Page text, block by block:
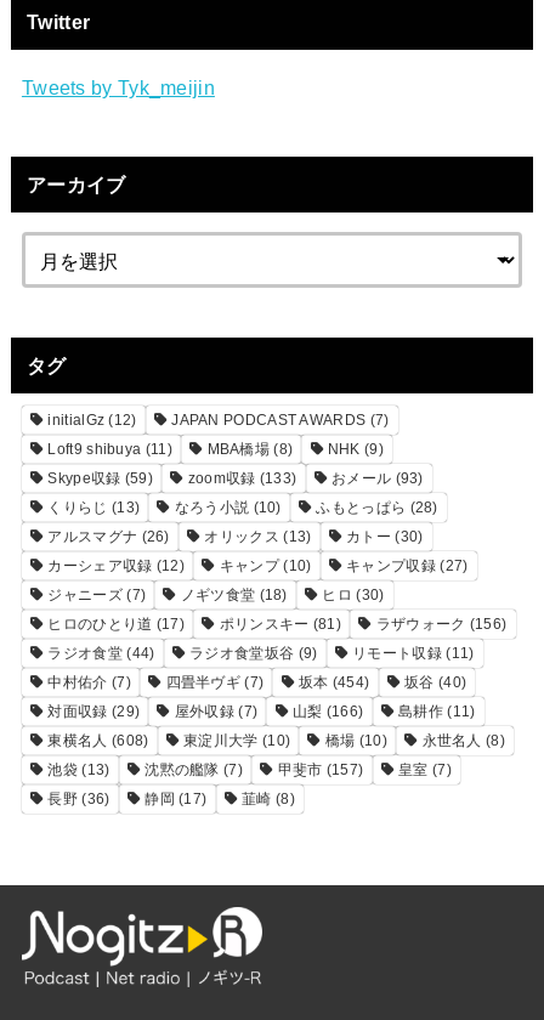
Twitter
Tweets by Tyk_meijin
アーカイブ
タグ
initialGz (12) JAPAN PODCAST AWARDS (7)
Loft9 shibuya (11) MBA橋場 (8) NHK (9)
Skype収録 (59) zoom収録 (133) おメール (93)
くりらじ (13) なろう小説 (10) ふもとっぱら (28)
アルスマグナ (26) オリックス (13) カトー (30)
カーシェア収録 (12) キャンプ(10) キャンプ収録(27)
ジャニーズ(7) ノギツ食堂 (18) ヒロ (30)
ヒロのひとり道 (17) ポリンスキー (81) ラザウォーク (156)
ラジオ食堂(44) ラジオ食堂坂谷 (9) リモート収録(11)
中村佑介 (7) 四畳半ヴギ (7) 坂本 (454) 坂谷 (40)
対面収録 (29) 屋外収録 (7) 山梨 (166) 島耕作(11)
東横名人 (608) 東淀川大学 (10) 橋場 (10) 永世名人 (8)
池袋 (13) 沈黙の艦隊 (7) 甲斐市 (157) 皇室 (7)
長野 (36) 静岡 (17) 韮崎 (8)